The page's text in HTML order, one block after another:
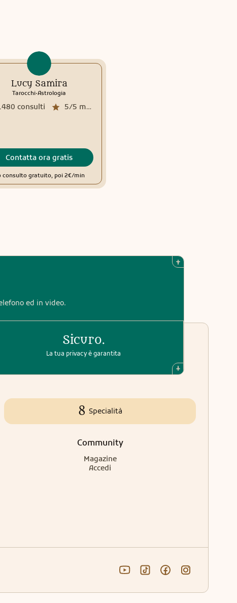
sogni
Lucy Samira
Tarocchi.Astrologia
5/5 media recensioni
consulti
Contatta ora gratis
consulto gratuito, poi 2€/min
ed in video.
Sicuro.
La tua privacy è garantita
8 Specialità
Community
Magazine
Accedi